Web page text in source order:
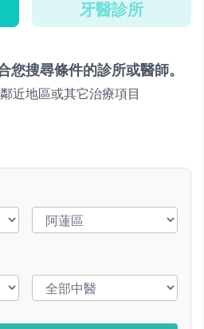
牙醫診所
您搜尋條件的診所或醫師。
近地區或其它治療項目